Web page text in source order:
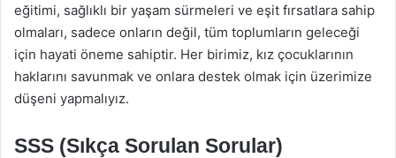
eğitimi, sağlıklı bir yaşam sürmeleri ve eşit fırsatlara sahip
olmaları, sadece onların değil, tüm toplumların geleceği
için hayati öneme sahiptir. Her birimiz, kız çocuklarının
haklarını savunmak ve onlara destek olmak için üzerimize
düşeni yapmalıyız.
SSS (Sıkça Sorulan Sorular)